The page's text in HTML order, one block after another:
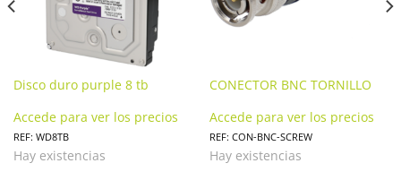
Disco duro purple 8 tb
Accede para ver los precios
REF: WD8TB
Hay existencias
CONECTOR BNC TORNILLO
Accede para ver los precios
REF: CON-BNC-SCREW
Hay existencias